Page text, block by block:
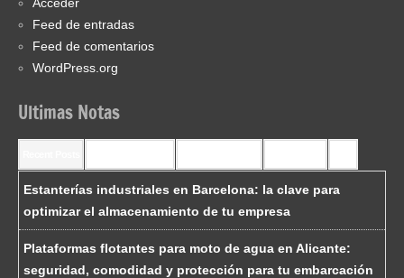
Feed de entradas
Feed de comentarios
WordPress.org
Ultimas Notas
Estanterías industriales en Barcelona: la clave para
optimizar el almacenamiento de tu empresa
Plataformas flotantes para moto de agua en Alicante:
seguridad, comodidad y protección para tu embarcación